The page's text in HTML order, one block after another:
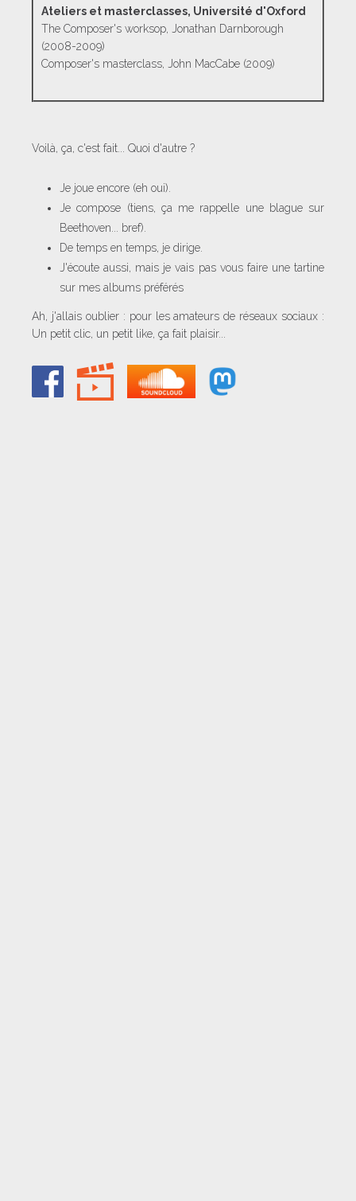
Ateliers et masterclasses, Université d'Oxford
The Composer's worksop, Jonathan Darnborough
(2008-2009)
Composer's masterclass, John MacCabe (2009)
Voilà, ça, c'est fait... Quoi d'autre ?
Je joue encore (eh oui).
Je compose (tiens, ça me rappelle une blague sur
Beethoven... bref).
De temps en temps, je dirige.
J'écoute aussi, mais je vais pas vous faire une tartine
sur mes albums préférés
Ah, j'allais oublier : pour les amateurs de réseaux sociaux :
Un petit clic, un petit like, ça fait plaisir...